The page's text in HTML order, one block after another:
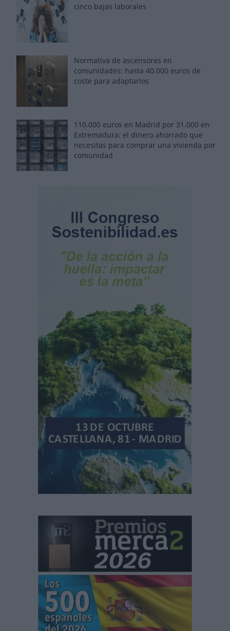
cinco bajas laborales
Normativa de ascensores en
comunidades: hasta 40.000 euros de
coste para adaptarlos
110.000 euros en Madrid por 31.000 en
Extremadura: el dinero ahorrado que
necesitas para comprar una vivienda por
comunidad